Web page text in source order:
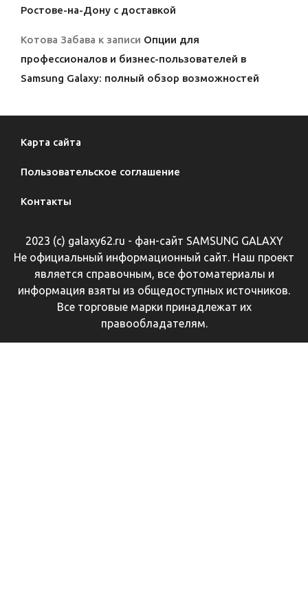
Ростове-на-Дону с доставкой
Котова Забава к записи Опции для
профессионалов и бизнес-пользователей в
Samsung Galaxy: полный обзор возможностей
Карта сайта
Пользовательское соглашение
Контакты
2023 (с) galaxy62.ru - фан-сайт SAMSUNG GALAXY
Не официальный информационный сайт. Наш проект
является справочным, все фотоматериалы и
информация взяты из общедоступных источников.
Все торговые марки принадлежат их
правообладателям.